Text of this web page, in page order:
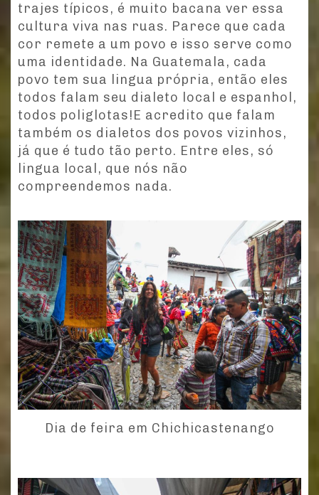
trajes típicos, é muito bacana ver essa
cultura viva nas ruas. Parece que cada
cor remete a um povo e isso serve como
uma identidade. Na Guatemala, cada
povo tem sua lingua própria, então eles
todos falam seu dialeto local e espanhol,
todos poliglotas!E acredito que falam
também os dialetos dos povos vizinhos,
já que é tudo tão perto. Entre eles, só
lingua local, que nós não
compreendemos nada.
Dia de feira em Chichicastenango